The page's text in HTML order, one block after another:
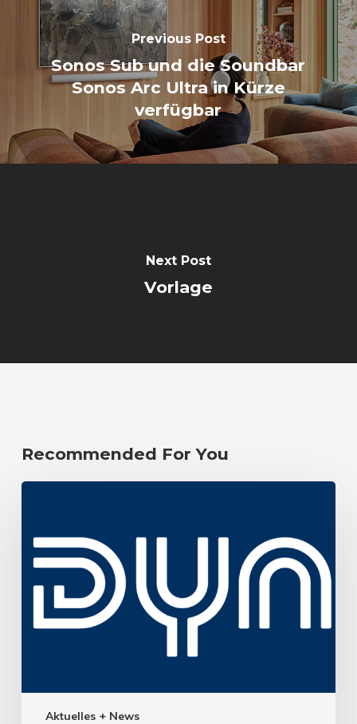
Previous Post
Sonos Sub und die Soundbar
Sonos Arc Ultra in Kürze
verfügbar
Next Post
Vorlage
Recommended For You
Aktuelles + News